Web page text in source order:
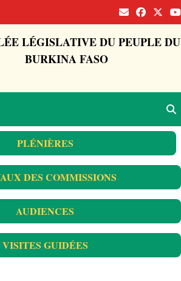
LÉGISLATIVE DU PEUPLE DU
BURKINA FASO
PLÉNIÈRES
DES COMMISSIONS
AUDIENCES
VISITES GUIDÉES